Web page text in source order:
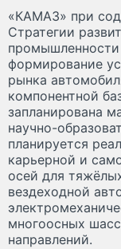
«КАМАЗ» при
Стратегии
формирование
рынка
компонентной
запланирована
научно-
планируется
карьерной и
осей для
вездеходной
многоосных
направлений.